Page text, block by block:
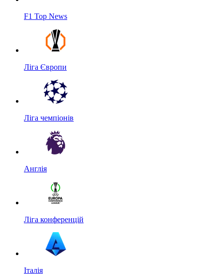
F1 Top News
Ліга Європи
Ліга чемпіонів
Англія
Ліга конференцій
Італія